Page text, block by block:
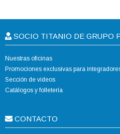
SOCIO TITANIO DE GRUPO
Nuestras oficinas
Promociones exclusivas para
Sección de videos
Catálogos y folletería
CONTACTO